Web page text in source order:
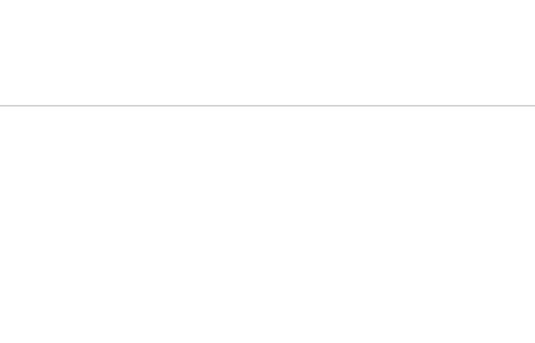
sportive sau orice zi rece în care aveți nevoie de căldură